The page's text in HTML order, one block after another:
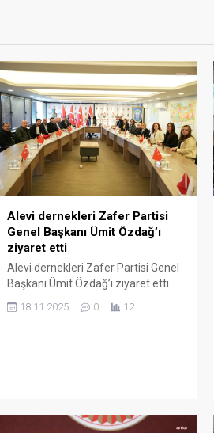
Alevi dernekleri Zafer Partisi
Genel Başkanı Ümit Özdağ’ı
ziyaret etti
Alevi dernekleri Zafer Partisi Genel
Başkanı Ümit Özdağ’ı ziyaret etti.
Dostlar Muhabbeti Derneği Başkanı
Yunus Emre Durmuş, Anadolu
Anadolu Abdallar Cemevi Derneği
18.11.2025 0 12